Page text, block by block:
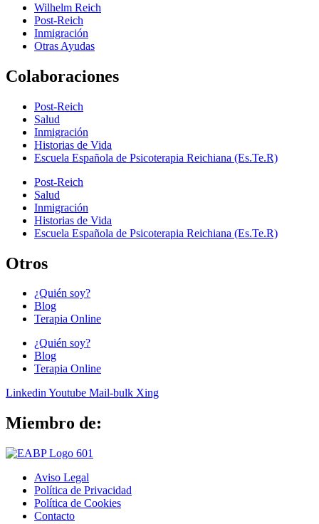
Wilhelm Reich
Post-Reich
Inmigración
Otras Ayudas
Colaboraciones
Post-Reich
Salud
Inmigración
Historias de Vida
Escuela Española de Psicoterapia Reichiana (Es.Te.R)
Post-Reich
Salud
Inmigración
Historias de Vida
Escuela Española de Psicoterapia Reichiana (Es.Te.R)
Otros
¿Quién soy?
Blog
Terapia Online
¿Quién soy?
Blog
Terapia Online
LinkedinYoutube Mail-bulk Xing
Miembro de:
Aviso Legal
Política de Privacidad
Política de Cookies
Contacto